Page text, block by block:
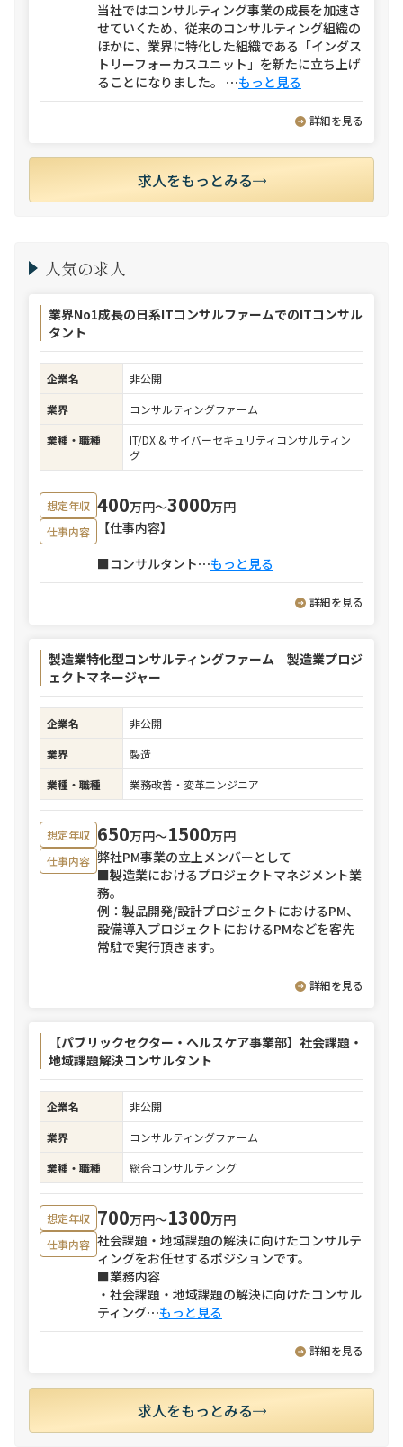
当社ではコンサルティング事業の成長を加速さ
せていくため、従来のコンサルティング組織の
ほかに、業界に特化した組織である「インダス
トリーフォーカスユニット」を新たに立ち上げ
ることになりました。 ⋯もっと見る
詳細を見る
求人をもっとみる
人気の求人
業界No1成長の日系ITコンサルファームでのITコンサル
タント
企業名
非公開
業界
コンサルティングファーム
業種・職種
IT/DX & サイバーセキュリティコンサルティン
グ
想定年収 400万円〜3000万円
仕事内容
【仕事内容】
■コンサルタント⋯もっと見る
詳細を見る
製造業特化型コンサルティングファーム 製造業プロジ
ェクトマネージャー
企業名
非公開
業界
製造
業種・職種
業務改善・変革エンジニア
想定年収 650万円〜1500万円
仕事内容 弊社PM事業の立上メンバーとして
■製造業におけるプロジェクトマネジメント業
務。
例：製品開発/設計プロジェクトにおけるPM、
設備導入プロジェクトにおけるPMなどを客先
常駐で実行頂きます。
詳細を見る
【パブリックセクター・ヘルスケア事業部】社会課題・
地域課題解決コンサルタント
企業名
非公開
業界
コンサルティングファーム
業種・職種
総合コンサルティング
想定年収 700万円〜1300万円
仕事内容 社会課題・地域課題の解決に向けたコンサルテ
ィングをお任せするポジションです。
■業務内容
・社会課題・地域課題の解決に向けたコンサル
ティング⋯もっと見る
詳細を見る
求人をもっとみる